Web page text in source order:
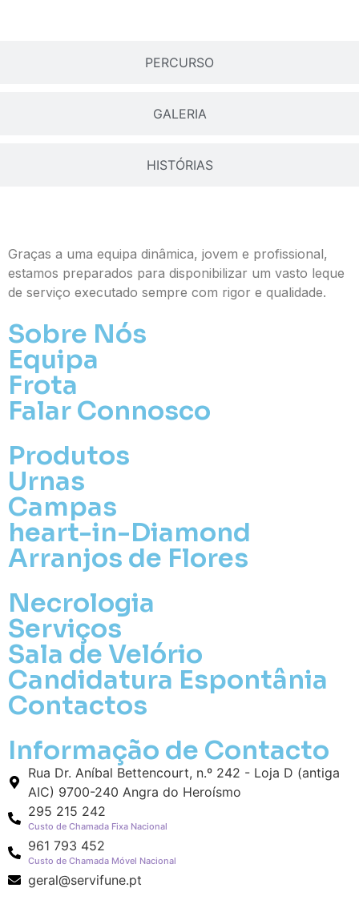
PERCURSO
GALERIA
HISTÓRIAS
Graças a uma equipa dinâmica, jovem e profissional,
estamos preparados para disponibilizar um vasto leque
de serviço executado sempre com rigor e qualidade.
Sobre Nós
Equipa
Frota
Falar Connosco
Produtos
Urnas
Campas
heart-in-Diamond
Arranjos de Flores
Necrologia
Serviços
Sala de Velório
Candidatura Espontânia
Contactos
Informação de Contacto
Rua Dr. Aníbal Bettencourt, n.º 242 - Loja D (antiga
AIC) 9700-240 Angra do Heroísmo
295 215 242
Custo de Chamada Fixa Nacional
961 793 452
Custo de Chamada Móvel Nacional
geral@servifune.pt